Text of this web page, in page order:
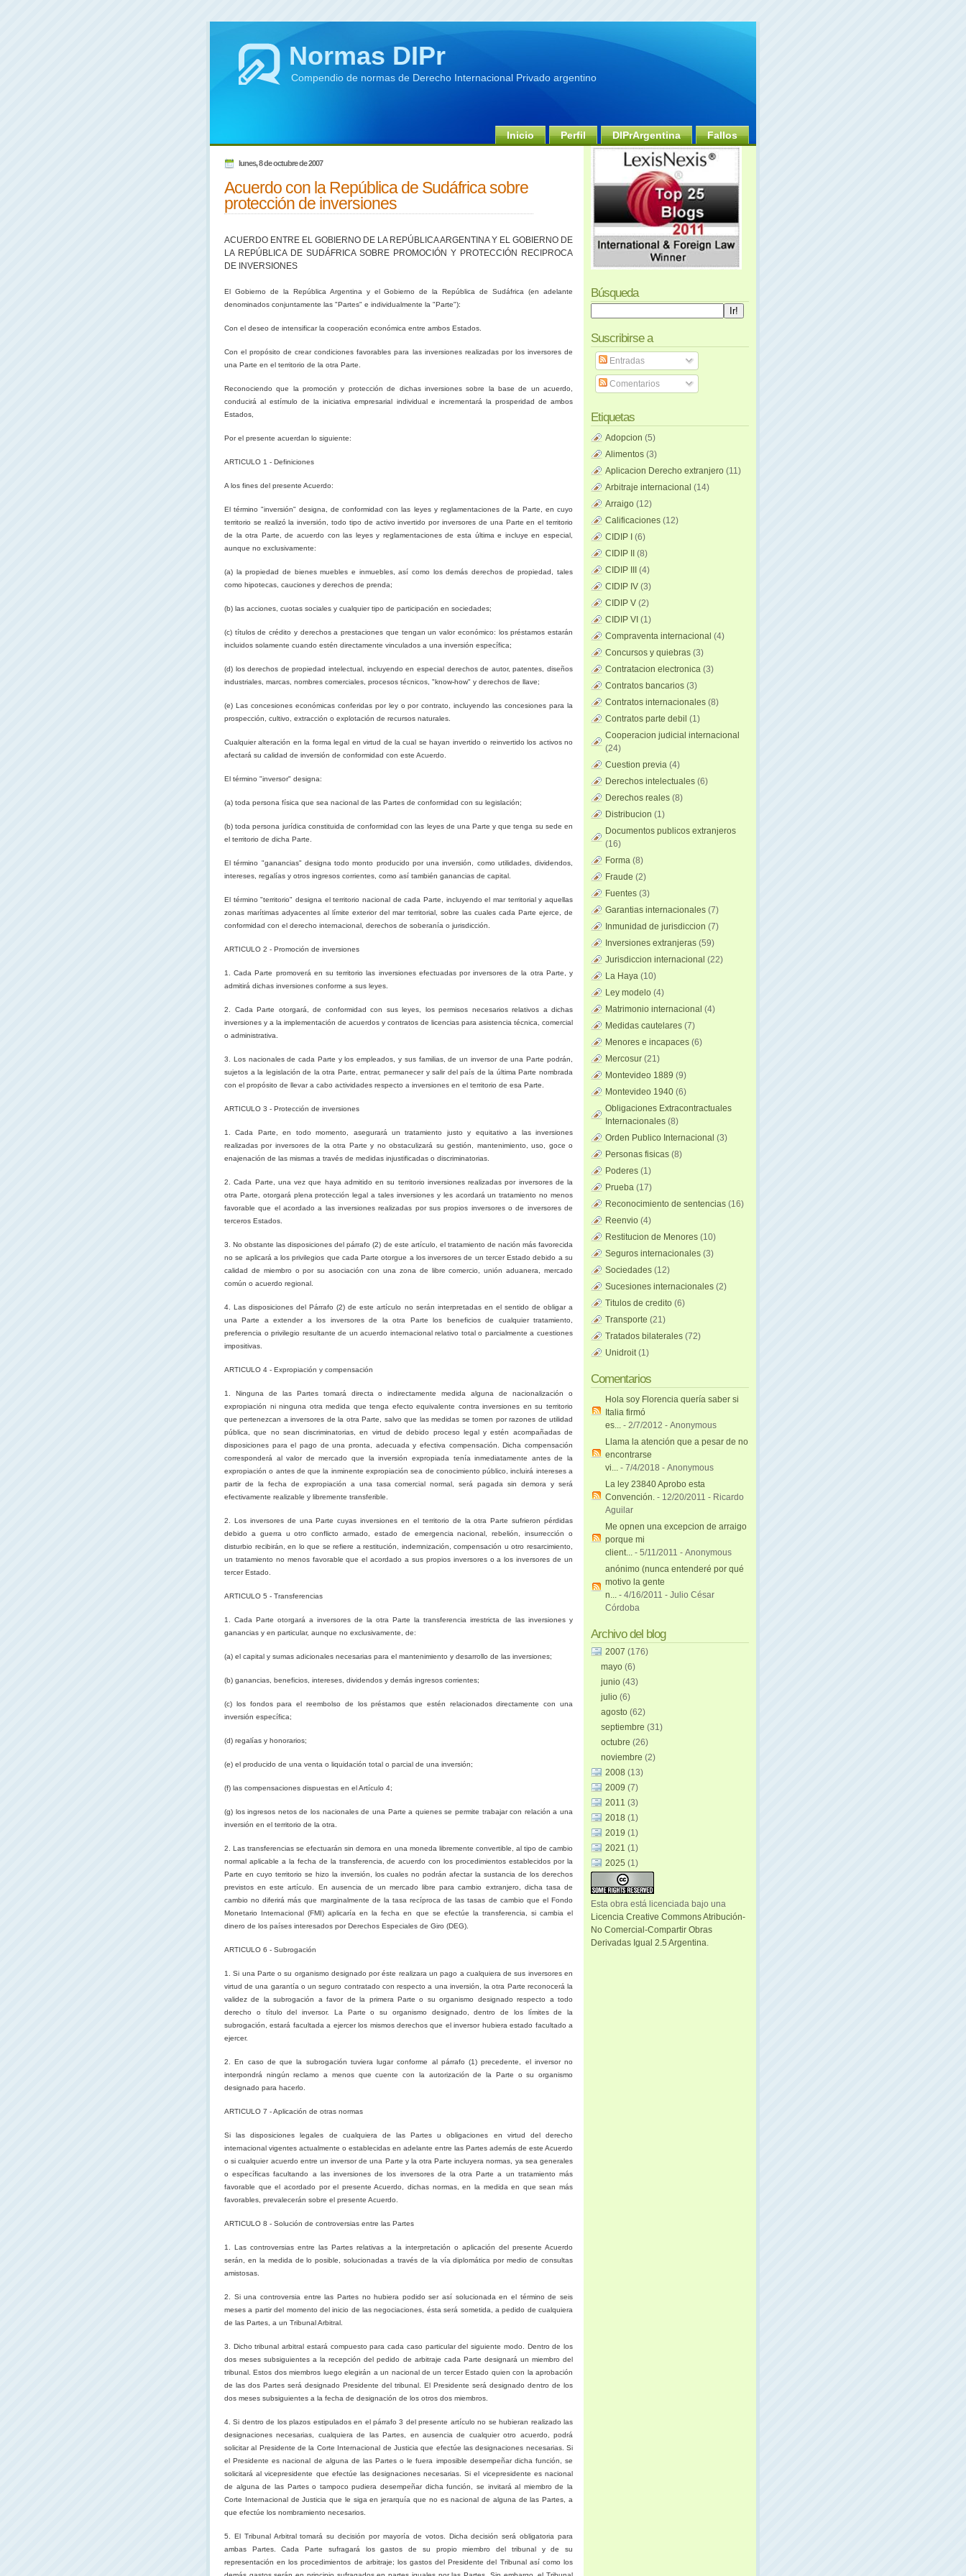
Normas DIPr
Compendio de normas de Derecho Internacional Privado argentino
Inicio Perfil DIPrArgentina Fallos
lunes, 8 de octubre de 2007
Acuerdo con la República de Sudáfrica sobre
protección de inversiones
ACUERDO ENTRE EL GOBIERNO DE LA REPÚBLICA ARGENTINA Y EL GOBIERNO DE
LA REPÚBLICA DE SUDÁFRICA SOBRE PROMOCIÓN Y PROTECCIÓN RECIPROCA
DE INVERSIONES
El Gobierno de la República Argentina y el Gobierno dela República
de Sudáfrica (en adelante
denominados conjuntamente las "Partes" e individualmente la "Parte"):
Con el deseo de intensificar la cooperación económica entre ambos Estados.
Con el propósito de crear condiciones favorables para las inversiones realizadas por los inversores de
una Parte en el territorio de la otra Parte.
Reconociendo que la promoción y protección de dichas inversiones sobre la base de un acuerdo,
conducirá al estímulo de la iniciativa empresarial individual e incrementará la prosperidad de ambos
Estados,
Por el presente acuerdan lo siguiente:
ARTICULO 1 - Definiciones
A los fines del presente Acuerdo:
El término "inversión" designa, de conformidad con las leyes y reglamentaciones de la Parte , en cuyo
territorio se realizó la inversión, todo tipo de activo invertido por inversores de una Parte en el territorio
de la otra Parte, de acuerdo con las leyes y reglamentaciones de esta última e incluye en especial,
aunque no exclusivamente:
(a) la propiedad de bienes muebles e inmuebles, así como los demás derechos de propiedad, tales
como hipotecas, cauciones y derechos de prenda;
(b) las acciones, cuotas sociales y cualquier tipo de participación en sociedades;
(c) títulos de crédito y derechos a prestaciones que tengan un valor económico: los préstamos estarán
incluidos solamente cuando estén directamente vinculados a una inversión específica;
(d) los derechos de propiedad intelectual, incluyendo en especial derechos de autor, patentes, diseños
industriales, marcas, nombres comerciales, procesos técnicos, "know-how" y derechos de llave;
(e) Las concesiones económicas conferidas por ley o por contrato, incluyendo las concesiones para la
prospección, cultivo, extracción o explotación de recursos naturales.
Cualquier alteración en la forma legal en virtud de la cual se hayan invertido o reinvertido los activos no
afectará su calidad de inversión de conformidad con este Acuerdo.
El término "inversor" designa:
(a) toda persona física que sea nacional de las Partes de conformidad con su legislación;
(b) toda persona jurídica constituida de conformidad con las leyes de una Parte y que tenga su sede en
el territorio de dicha Parte.
El término "ganancias" designa todo monto producido por una inversión, como utilidades, dividendos,
intereses, regalías y otros ingresos corrientes, como así también ganancias de capital.
El término "territorio" designa el territorio nacional de cada Parte, incluyendo el mar territorial y aquellas
zonas marítimas adyacentes al límite exterior del mar territorial, sobre las cuales cada Parte ejerce, de
conformidad con el derecho internacional, derechos de soberanía o jurisdicción.
ARTICULO 2 - Promoción de inversiones
1. Cada Parte promoverá en su territorio las inversiones efectuadas por inversores de la otra Parte, y
admitirá dichas inversiones conforme a sus leyes.
2. Cada Parte otorgará, de conformidad con sus leyes, los permisos necesarios relativos a dichas
inversiones y a la implementación de acuerdos y contratos de licencias para asistencia técnica, comercial
o administrativa.
3. Los nacionales de cada Parte y los empleados, y sus familias, de un inversor de una Parte podrán,
sujetos a la legislación de la otra Parte, entrar, permanecer y salir del país de la última Parte nombrada
con el propósito de llevar a cabo actividades respecto a inversiones en el territorio de esa Parte.
ARTICULO 3 - Protección de inversiones
1. Cada Parte, en todo momento, asegurará un tratamiento justo y equitativo a las inversiones
realizadas por inversores de la otra Parte y no obstaculizará su gestión, mantenimiento, uso, goce o
enajenación de las mismas a través de medidas injustificadas o discriminatorias.
2. Cada Parte, una vez que haya admitido en su territorio inversiones realizadas por inversores de la
otra Parte, otorgará plena protección legal a tales inversiones y les acordará un tratamiento no menos
favorable que el acordado a las inversiones realizadas por sus propios inversores o de inversores de
terceros Estados.
3. No obstante las disposiciones del párrafo (2) de este artículo, el tratamiento de nación más favorecida
no se aplicará a los privilegios que cada Parte otorgue a los inversores de un tercer Estado debido a su
calidad de miembro o por su asociación con una zona de libre comercio, unión aduanera, mercado
común o acuerdo regional.
4. Las disposiciones del Párrafo (2) de este artículo no serán interpretadas en el sentido de obligar a
una Parte a extender a los inversores de la otra Parte los beneficios de cualquier tratamiento,
preferencia o privilegio resultante de un acuerdo internacional relativo total o parcialmente a cuestiones
impositivas.
ARTICULO 4 - Expropiación y compensación
1. Ninguna de las Partes tomará directa o indirectamente medida alguna de nacionalización o
expropiación ni ninguna otra medida que tenga efecto equivalente contra inversiones en su territorio
que pertenezcan a inversores de la otra Parte, salvo que las medidas se tomen por razones de utilidad
pública, que no sean discriminatorias, en virtud de debido proceso legal y estén acompañadas de
disposiciones para el pago de una pronta, adecuada y efectiva compensación. Dicha compensación
corresponderá al valor de mercado que la inversión expropiada tenía inmediatamente antes de la
expropiación o antes de que la inminente expropiación sea de conocimiento público, incluirá intereses a
partir de la fecha de expropiación a una tasa comercial normal, será pagada sin demora y será
efectivamente realizable y libremente transferible.
2. Los inversores de una Parte cuyas inversiones en el territorio de la otra Parte sufrieron pérdidas
debido a guerra u otro conflicto armado, estado de emergencia nacional, rebelión, insurrección o
disturbio recibirán, en lo que se refiere a restitución, indemnización, compensación u otro resarcimiento,
un tratamiento no menos favorable que el acordado a sus propios inversores o a los inversores de un
tercer Estado.
ARTICULO 5 - Transferencias
1. Cada Parte otorgará a inversores de la otra Parte la transferencia irrestricta de las inversiones y
ganancias y en particular, aunque no exclusivamente, de:
(a) el capital y sumas adicionales necesarias para el mantenimiento y desarrollo de las inversiones;
(b) ganancias, beneficios, intereses, dividendos y demás ingresos corrientes;
(c) los fondos para el reembolso de los préstamos que estén relacionados directamente con una
inversión específica;
(d) regalías y honorarios;
(e) el producido de una venta o liquidación total o parcial de una inversión;
(f) las compensaciones dispuestas en el Artículo 4;
(g) los ingresos netos de los nacionales de una Parte a quienes se permite trabajar con relación a una
inversión en el territorio de la otra.
2. Las transferencias se efectuarán sin demora en una moneda libremente convertible, al tipo de cambio
normal aplicable a la fecha de la transferencia, de acuerdo con los procedimientos establecidos por la
Parte en cuyo territorio se hizo la inversión, los cuales no podrán afectar la sustancia de los derechos
previstos en este artículo. En ausencia de un mercado libre para cambio extranjero, dicha tasa de
cambio no diferirá más que marginalmente de la tasa recíproca de las tasas de cambio que el Fondo
Monetario Internacional (FMI) aplicaría en la fecha en que se efectúe la transferencia, si cambia el
dinero de los países interesados por Derechos Especiales de Giro (DEG).
ARTICULO 6 - Subrogación
1. Si una Parte o su organismo designado por éste realizara un pago a cualquiera de sus inversores en
virtud de una garantía o un seguro contratado con respecto a una inversión, la otra Parte reconocerá la
validez de la subrogación a favor de la primera Parte o su organismo designado respecto a todo
derecho o título del inversor. La Parte o su organismo designado, dentro de los límites de la
subrogación, estará facultada a ejercer los mismos derechos que el inversor hubiera estado facultado a
ejercer.
2. En caso de que la subrogación tuviera lugar conforme al párrafo (1) precedente, el inversor no
interpondrá ningún reclamo a menos que cuente con la autorización dela Parte o su organismo
designado para hacerlo.
ARTICULO 7 - Aplicación de otras normas
Si las disposiciones legales de cualquiera de las Partes u obligaciones en virtud del derecho
internacional vigentes actualmente o establecidas en adelante entre las Partes además de este Acuerdo
o si cualquier acuerdo entre un inversor de una Parte y la otra Parte incluyera normas, ya sea generales
o específicas facultando a las inversiones de los inversores de la otra Parte a un tratamiento más
favorable que el acordado por el presente Acuerdo, dichas normas, en la medida en que sean más
favorables, prevalecerán sobre el presente Acuerdo.
ARTICULO 8 - Solución de controversias entre las Partes
1. Las controversias entre las Partes relativas a la interpretación o aplicación del presente Acuerdo
serán, en la medida de lo posible, solucionadas a través de la vía diplomática por medio de consultas
amistosas.
2. Si una controversia entre las Partes no hubiera podido ser así solucionada en el término de seis
meses a partir del momento del inicio de las negociaciones, ésta será sometida, a pedido de cualquiera
de las Partes, a un Tribunal Arbitral.
3. Dicho tribunal arbitral estará compuesto para cada caso particular del siguiente modo. Dentro de los
dos meses subsiguientes a la recepción del pedido de arbitraje cada Parte designará un miembro del
tribunal. Estos dos miembros luego elegirán a un nacional de un tercer Estado quien con la aprobación
de las dos Partes será designado Presidente del tribunal. El Presidente será designado dentro de los
dos meses subsiguientes a la fecha de designación de los otros dos miembros.
4. Si dentro de los plazos estipulados en el párrafo 3 del presente artículo no se hubieran realizado las
designaciones necesarias, cualquiera de las Partes, en ausencia de cualquier otro acuerdo, podrá
solicitar al Presidente dela Corte Internacional de Justicia que efectúe las designaciones necesarias. Si
el Presidente es nacional de alguna de las Partes o le fuera imposible desempeñar dicha función, se
solicitará al vicepresidente que efectúe las designaciones necesarias. Si el vicepresidente es nacional
de alguna de las Partes o tampoco pudiera desempeñar dicha función, se invitará al miembro de la
Corte Internacionalde Justicia que le siga en jerarquía que no es nacional de alguna de las Partes, a
que efectúe los nombramiento necesarios.
5. El Tribunal Arbitral tomará su decisión por mayoría de votos. Dicha decisión será obligatoria para
ambas Partes. Cada Parte sufragará los gastos de su propio miembro del tribunal y de su
representación en los procedimientos de arbitraje; los gastos del Presidente del Tribunal así como los
Búsqueda
Suscribirse a
Entradas
Comentarios
Etiquetas
Adopcion (5)
Alimentos (3)
Aplicacion Derecho extranjero (11)
Arbitraje internacional (14)
Arraigo (12)
Calificaciones (12)
CIDIP I
(6)
CIDIP II
(8)
CIDIP III
(4)
CIDIP IV (3)
CIDIP V (2)
CIDIP VI (1)
Compraventa internacional (4)
Concursos y quiebras (3)
Contratacion electronica (3)
Contratos bancarios (3)
Contratos internacionales (8)
Contratos parte debil (1)
Cooperacion judicial internacional
(24)
Cuestion previa (4)
Derechos intelectuales (6)
Derechos reales (8)
Distribucion (1)
Documentos publicos extranjeros
(16)
Forma (8)
Fraude (2)
Fuentes (3)
Garantias internacionales (7)
Inmunidad de jurisdiccion (7)
Inversiones extranjeras (59)
Jurisdiccion internacional (22)
La Haya (10)
Ley modelo (4)
Matrimonio internacional (4)
Medidas cautelares (7)
Menores e incapaces (6)
Mercosur (21)
Montevideo 1889 (9)
Montevideo 1940 (6)
Obligaciones Extracontractuales
Internacionales (8)
Orden Publico Internacional (3)
Personas fisicas (8)
Poderes (1)
Prueba (17)
Reconocimiento de sentencias (16)
Reenvio (4)
Restitucion de Menores (10)
Seguros internacionales (3)
Sociedades (12)
Sucesiones internacionales (2)
Titulos de credito (6)
Transporte (21)
Tratados bilaterales (72)
Unidroit (1)
Comentarios
Hola soy Florencia quería saber si
Italia firmó
es... - 2/7/2012 - Anonymous
Llama la atención que a pesar de no
encontrarse
vi... - 7/4/2018 - Anonymous
La ley 23840 Aprobo esta
Convención. - 12/20/2011 - Ricardo
Aguilar
Me opnen una excepcion de arraigo
porque mi
client... - 5/11/2011 - Anonymous
anónimo (nunca entenderé por qué
motivo la gente
n... - 4/16/2011 - Julio César
Córdoba
Archivo del blog
2007 (176)
mayo(6)
junio(43)
julio(6)
agosto(62)
septiembre(31)
octubre(26)
noviembre(2)
2008 (13)
2009 (7)
2011 (3)
2018 (1)
2019 (1)
2021 (1)
2025 (1)
Esta obra está licenciada bajo una
Licencia Creative Commons Atribución-
No Comercial-Compartir Obras
Derivadas Igual 2.5 Argentina.